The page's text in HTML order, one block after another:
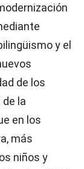
y el
de los
de la
en los
más
niños y